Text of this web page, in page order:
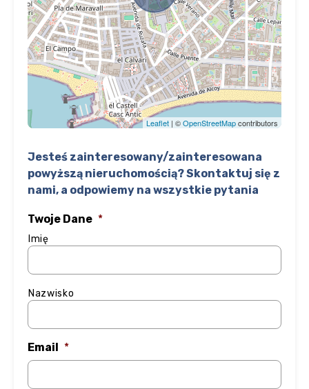
Leaflet | ©OpenStreetMapcontributors
Jesteś zainteresowany/zainteresowana
powyższą nieruchomością? Skontaktuj się z
nami, a odpowiemy na wszystkie pytania
Twoje Dane *
Imię
Nazwisko
Email *